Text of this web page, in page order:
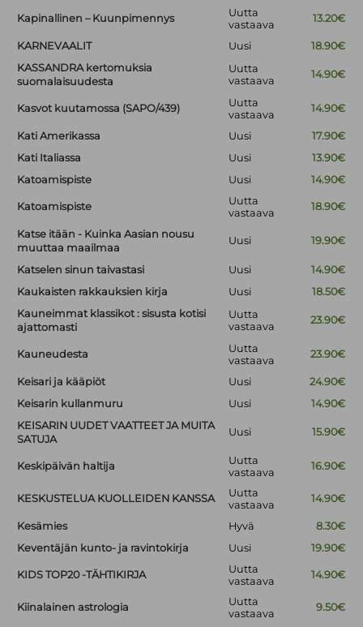
Kapinallinen – Kuunpimennys
Uutta
vastaava
13.20€
KARNEVAALIT Uusi
18.90€
KASSANDRA kertomuksia
suomalaisuudesta
Uutta
vastaava
14.90€
Kasvot kuutamossa (SAPO/439)
Uutta
vastaava
14.90€
Kati Amerikassa Uusi
17.90€
Kati Italiassa
Uusi
13.90€
Katoamispiste
Uusi 14.90€
Katoamispiste
Uutta
vastaava
18.90€
Katse itään - Kuinka Aasian nousu
muuttaa maailmaa
Uusi 19.90€
Katselen sinun taivastasi Uusi
14.90€
Kaukaisten rakkauksien kirja
Uusi
18.50€
Kauneimmat klassikot : sisusta kotisi
ajattomasti
Uutta
vastaava
23.90€
Kauneudesta
Uutta
vastaava
23.90€
Keisari ja kääpiöt Uusi
24.90€
Keisarin kullanmuru
Uusi
14.90€
KEISARIN UUDET VAATTEET JA MUITA
SATUJA
Uusi 15.90€
Keskipäivän haltija
Uutta
vastaava
16.90€
KESKUSTELUA KUOLLEIDEN KANSSA
Uutta
vastaava
14.90€
Kesämies Hyvä
8.30€
Keventäjän kunto- ja ravintokirja
Uusi 19.90€
KIDS TOP20 -TÄHTIKIRJA
Uutta
vastaava
14.90€
Kiinalainen astrologia
Uutta
vastaava
9.50€